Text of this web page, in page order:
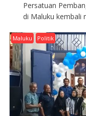
Persatuan
di Maluku kembali
Maluku Politik